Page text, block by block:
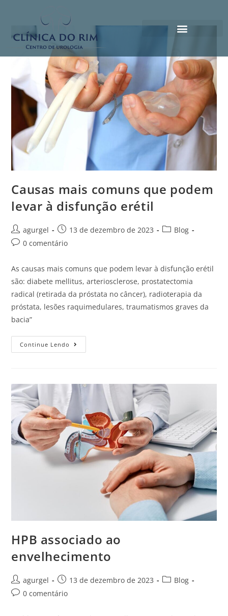
Causas mais comuns que podem
levar à disfunção erétil
agurgel 13 de dezembro de 2023
Blog
0 comentário
As causas mais comuns que podem levar à disfunção erétil
são: diabete mellitus, arteriosclerose, prostatectomia
radical (retirada da próstata no câncer), radioterapia da
próstata, lesões raquimedulares, traumatismos graves da
bacia”
Continue Lendo
HPB associado ao
envelhecimento
agurgel 13 de dezembro de 2023
Blog
0 comentário